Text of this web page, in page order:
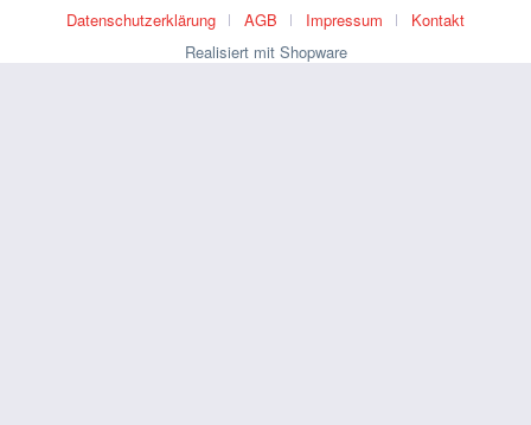
Datenschutzerklärung
AGB Impressum
Kontakt
Realisiert mit Shopware